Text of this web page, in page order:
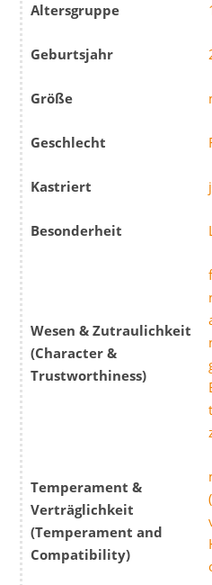
Altersgruppe
Geburtsjahr
Größe
Geschlecht
Kastriert
Besonderheit
Wesen & Zutraulichkeit
(Character &
Trustworthiness)
Temperament &
Verträglichkeit
(Temperament and
Compatibility)